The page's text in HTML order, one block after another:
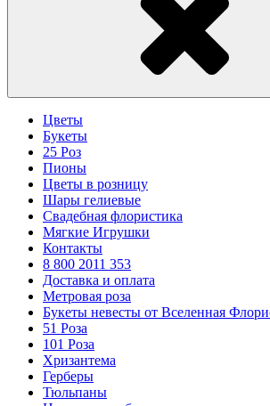
Цветы
Букеты
25 Роз
Пионы
Цветы в розницу
Шары гелиевые
Свадебная флористика
Мягкие Игрушки
Контакты
8 800 2011 353
Доставка и оплата
Метровая роза
Букеты невесты от Вселенная
51 Роза
101 Роза
Хризантема
Герберы
Тюльпаны